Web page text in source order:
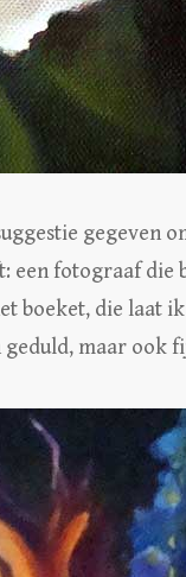
gegeven
een fotograaf
boeket, die laat
maar ook